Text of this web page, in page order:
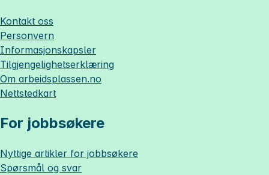
Kontakt oss
Personvern
Informasjonskapsler
Tilgjengelighetserklæring
Om arbeidsplassen.no
Nettstedkart
For jobbsøkere
Nyttige artikler for jobbsøkere
Spørsmål og svar